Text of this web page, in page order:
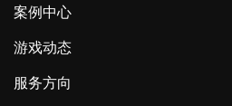
案例中心
游戏动态
服务方向